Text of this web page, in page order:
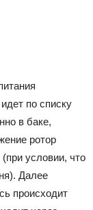
по списку
в баке,
ротор
условии, что
Далее
происходит